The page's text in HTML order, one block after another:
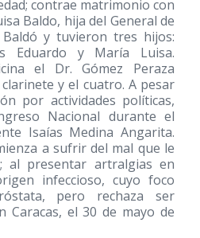
contrae matrimonio con
Baldo, hija del General de
y tuvieron tres hijos:
Eduardo y María Luisa.
el Dr. Gómez Peraza
y el cuatro. A pesar
por actividades políticas,
Nacional durante el
Isaías Medina Angarita.
a sufrir del mal que le
al presentar artralgias en
infeccioso, cuyo foco
pero rechaza ser
Caracas, el 30 de mayo de